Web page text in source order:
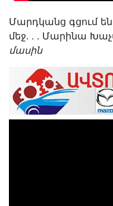
Մարդկանց գցում
մեջ. . . Մարինա
մասին